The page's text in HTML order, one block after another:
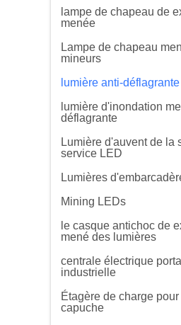
lampe de chapeau de
menée
Lampe de chapeau
mineurs
lumière anti-
lumière d'inondation
déflagrante
Lumière d'auvent de la
service LED
Lumières
Mining LEDs
le casque antichoc de
mené des lumières
centrale électrique
industrielle
Étagère de charge
capuche